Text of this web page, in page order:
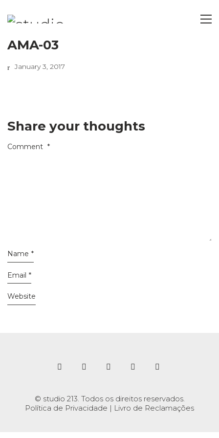
AMA-03
January 3, 2017
Share your thoughts
Comment *
Name *
Email *
Website
© studio 213. Todos os direitos reservados.
Política de Privacidade | Livro de Reclamações